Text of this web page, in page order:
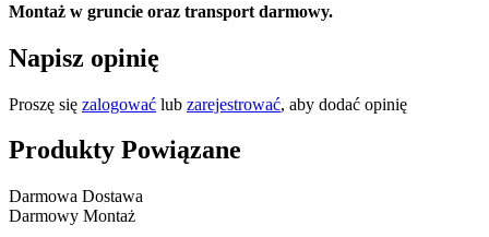
Montaż w gruncie oraz transport darmowy.
Napisz opinię
Proszę się zalogować lub zarejestrować, aby dodać opinię
Produkty Powiązane
Darmowa Dostawa
Darmowy Montaż